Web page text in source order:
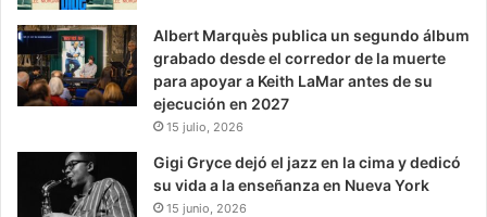
Albert Marquès publica un segundo álbum
grabado desde el corredor de la muerte
para apoyar a Keith LaMar antes de su
ejecución en 2027
15 julio, 2026
Gigi Gryce dejó el jazz en la cima y dedicó
su vida a la enseñanza en Nueva York
15 junio, 2026